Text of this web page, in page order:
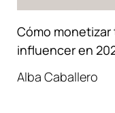
Cómo
influencer en
Alba Caballero